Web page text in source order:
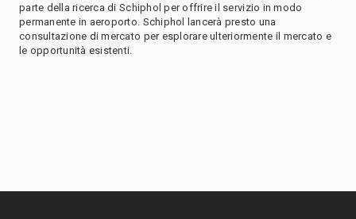
parte della ricerca di Schiphol per offrire il servizio in modo
permanente in aeroporto. Schiphol lancerà presto una
consultazione di mercato per esplorare ulteriormente il mercato e
le opportunità esistenti.